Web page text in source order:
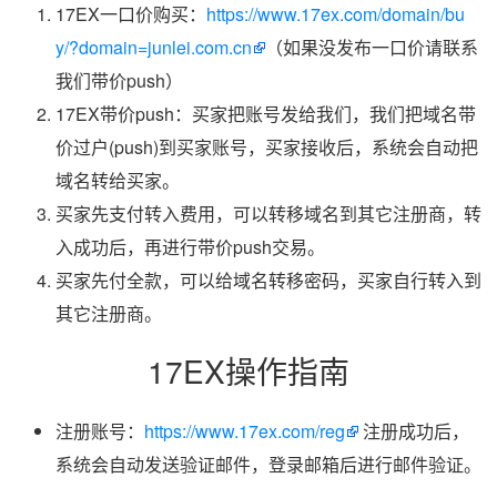
17EX一口价购买： https://www.17ex.com/domain/bu
y/?domain=junlei.com.cn
（如果没发布一口价请联系
我们带价push）
17EX带价push：买家把账号发给我们，我们把域名带
价过户(push)到买家账号，买家接收后，系统会自动把
域名转给买家。
买家先支付转入费用，可以转移域名到其它注册商，转
入成功后，再进行带价push交易。
买家先付全款，可以给域名转移密码，买家自行转入到
其它注册商。
17EX操作指南
注册账号： https://www.17ex.com/reg
注册成功后，
系统会自动发送验证邮件，登录邮箱后进行邮件验证。